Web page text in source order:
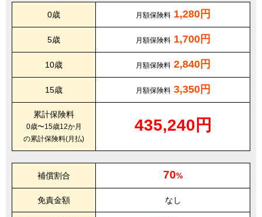
0歳 月額保険料 1,280円
5歳 月額保険料 1,700円
10歳 月額保険料 2,840円
15歳 月額保険料 3,350円
累計保険料
0歳〜15歳12か月
の累計保険料(月払)
435,240円
補償割合 70%
免責金額 なし